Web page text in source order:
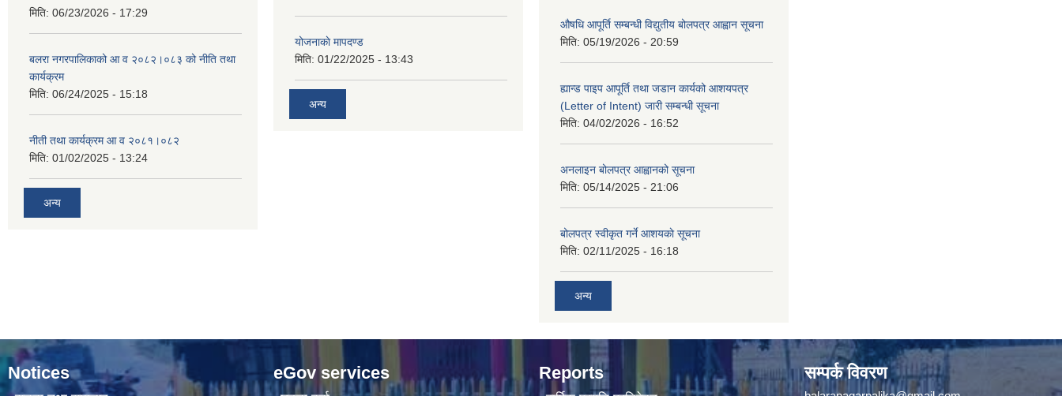
मिति: 06/23/2026 - 17:29
बलरा नगरपालिकाको आ व २०८२।०८३ को नीति तथा
कार्यक्रम
मिति: 06/24/2025 - 15:18
नीती तथा कार्यक्रम आ व २०८१।०८२
मिति: 01/02/2025 - 13:24
अन्य
योजनाकाे मापदण्ड
मिति: 01/22/2025 - 13:43
अन्य
औषधि आपूर्ति सम्बन्धी विद्युतीय बोलपत्र आह्वान सूचना
मिति: 05/19/2026 - 20:59
ह्यान्ड पाइप आपूर्ति तथा जडान कार्यको आशयपत्र
(Letter of Intent) जारी सम्बन्धी सूचना
मिति: 04/02/2026 - 16:52
अनलाइन बोलपत्र आह्वानको सूचना
मिति: 05/14/2025 - 21:06
बोलपत्र स्वीकृत गर्ने आशयकाे सूचना
मिति: 02/11/2025 - 16:18
अन्य
Notices eGov services Reports सम्पर्क विवरण